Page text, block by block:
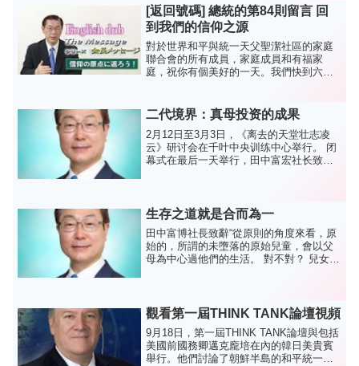
况，这次请全家全神贯注地庆祝 32 th 7.1
Jeol 和...
[返回號碼] 總統的第84則留言 回
到我們的信仰之源
對於世界和平與統一天父聖潔社區的家庭
聯合會的所有成員，家庭成員和有福家
庭，祝你有個美好的一天。我們快到六月
為基礎日。不幸的是，真父於2012年9月3
日登高...
二代境界：真母投资的成果
2月12日至3月3日，《离去的天堂壮志凌
云》研讨会在千叶中央训练中心举行。 闭
幕式在最后一天举行，田中富宏社长致
正的父母，他...
生存之道就是合而為一
田中富博社長致辭“從原則的角度來看，原
始的，所謂的未墮落的原始兒童，會以父
母為中心過他們的生活。 對不對？ 兒女服
宙的基...
觀看第一屆THINK TANK論壇視頻
9月18日，第一屆THINK TANK論壇與包括
美國前國務卿邁克龐培在內的韓日美貴賓
舉行。他們討論了朝鮮半島的和平統一。